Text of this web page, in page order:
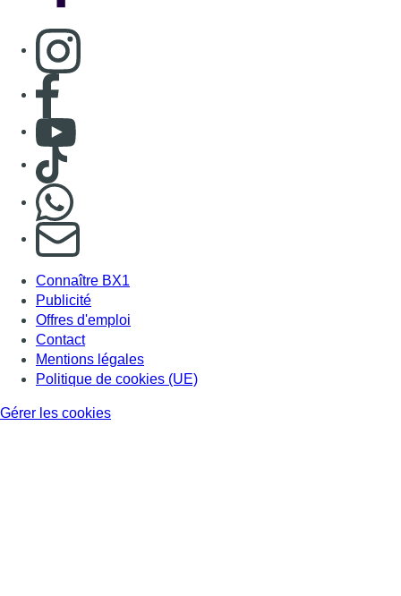
Connaître BX1
Publicité
Offres d'emploi
Contact
Mentions légales
Politique de cookies (UE)
Gérer les cookies